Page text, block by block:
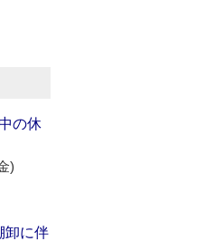
の休
)
卸に伴